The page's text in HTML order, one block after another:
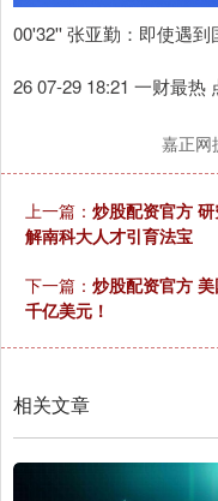
00'32'' 张亚勤：即使遇
26 07-29 18:21 一财最热
嘉正网
上一篇： 炒股配资官方
解南科大人才引育法宝
下一篇： 炒股配资官方
千亿美元！
相关文章